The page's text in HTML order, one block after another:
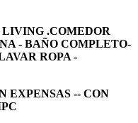
.COMEDOR
- BAÑO COMPLETO-
ROPA -
EXPENSAS -- CON